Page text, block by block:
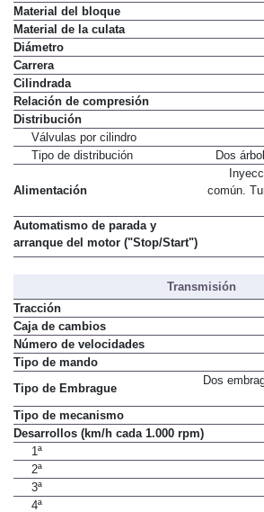
Disposición de los cilindros
Material del bloque
Material de la culata
Diámetro
Carrera
Cilindrada
Relación de compresión
Distribución
Válvulas por cilindro
Dos
común.
Automatismo de parada y
arranque del motor ("Stop/Start")
Transmisión
Tracción
Caja de cambios
Número de velocidades
Tipo de Embrague
Dos
Tipo de mecanismo
Desarrollos (km/h cada 1.000 rpm)
1ª
2ª
3ª